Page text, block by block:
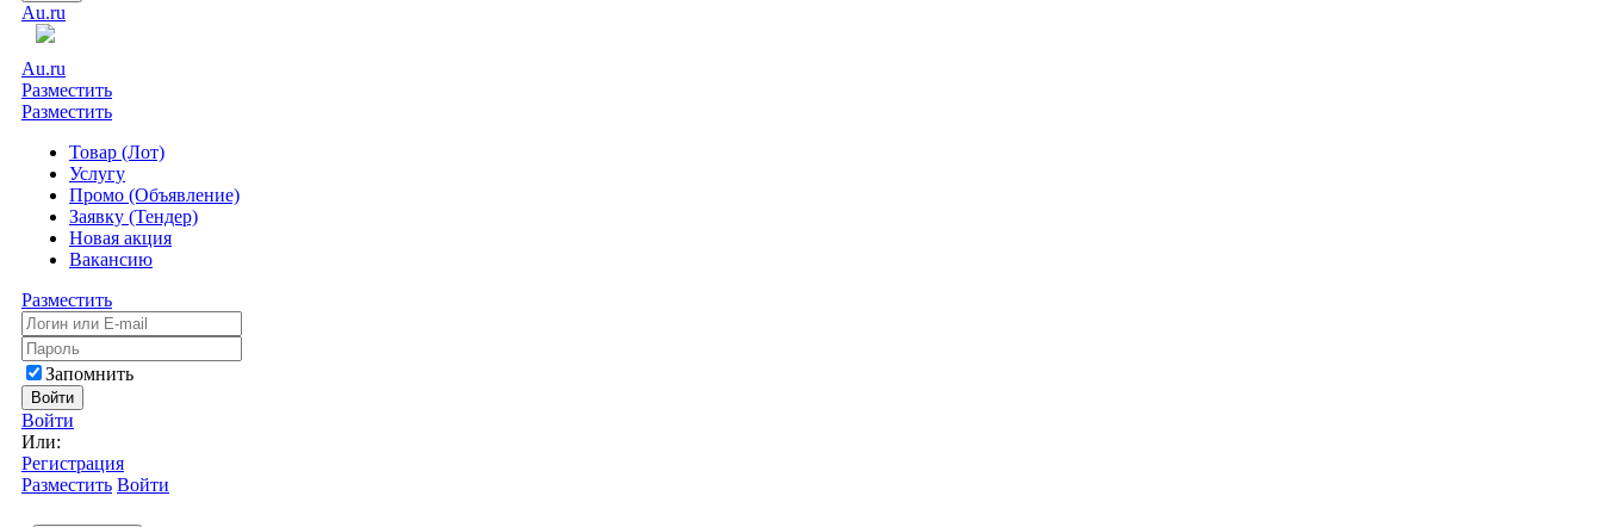
Au.ru
Au.ru
Разместить
Разместить
Товар (Лот)
Услугу
Промо (Объявление)
Заявку (Тендер)
Новая акция
Вакансию
Разместить
Запомнить
Войти
Войти
Или:
Регистрация
Разместить Войти